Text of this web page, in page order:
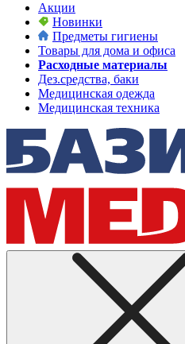
Акции
Новинки
Предметы гигиены
Товары для дома и офиса
Расходные материалы
Дез.средства, баки
Медицинская одежда
Медицинская техника